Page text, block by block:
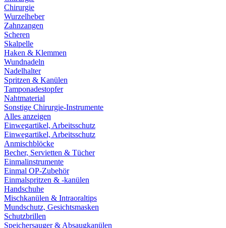
Chirurgie
Wurzelheber
Zahnzangen
Scheren
Skalpelle
Haken & Klemmen
Wundnadeln
Nadelhalter
Spritzen & Kanülen
Tamponadestopfer
Nahtmaterial
Sonstige Chirurgie-Instrumente
Alles anzeigen
Einwegartikel, Arbeitsschutz
Einwegartikel, Arbeitsschutz
Anmischblöcke
Becher, Servietten & Tücher
Einmalinstrumente
Einmal OP-Zubehör
Einmalspritzen & -kanülen
Handschuhe
Mischkanülen & Intraoraltips
Mundschutz, Gesichtsmasken
Schutzbrillen
Speichersauger & Absaugkanülen